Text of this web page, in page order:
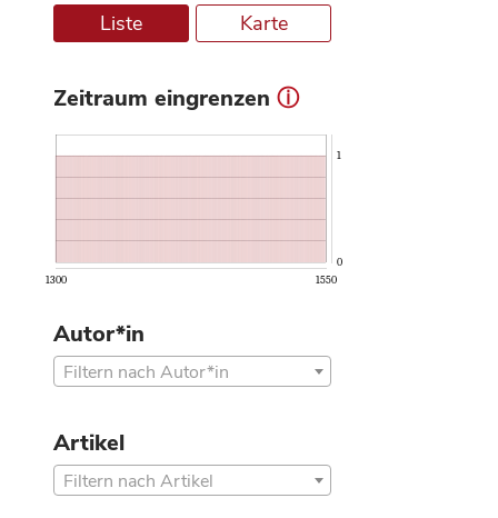
Liste Karte
Zeitraum eingrenzen ⓘ
1300 1550
0
1
Autor*in
Filtern nach Autor*in
Artikel
Filtern nach Artikel